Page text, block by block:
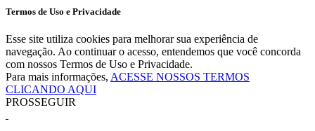
Termos de Uso e Privacidade
Esse site utiliza cookies para melhorar sua experiência de
navegação. Ao continuar o acesso, entendemos que você concorda
com nossos Termos de Uso e Privacidade.
Para mais informações, ACESSE NOSSOS TERMOS
CLICANDO AQUI
PROSSEGUIR